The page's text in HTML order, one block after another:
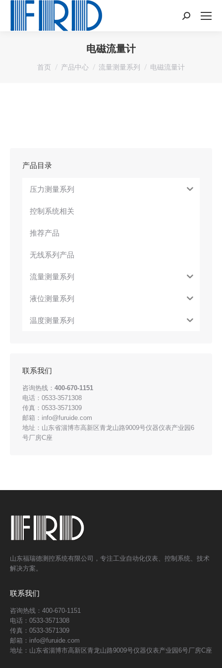
Search:
电磁流量计
首页 产品中心 流量测量系列 电磁流量计
产品目录
压力测量系列
控制系统相关
推荐产品
无线系列产品
流量测量系列
液位测量系列
温度测量系列
联系我们
咨询热线： 400-670-1151
电话：0533-3571308
传真：0533-3571309
邮箱：info@furuide.com
地址：山东省淄博市高新区青龙山路9009号仪器仪表产业园6
号厂房C座
山东福瑞德测控系统有限公司，专注工业自动化仪表、控制系统、技术
解决方案。
联系我们
咨询热线：400-670-1151
电话：0533-3571308
传真：0533-3571309
邮箱：info@furuide.com
地址：山东省淄博市高新区青龙山路9009号仪器仪表产业园6号厂房C座